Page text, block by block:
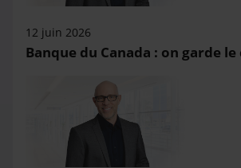
12 juin 2026
Banque du Canada : on garde le